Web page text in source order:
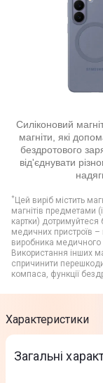
Силіконовий
магніти, які
бездротового
від'єднувати
* Цей виріб містить
магнітів предметами
картки) дотримуйтеся
медичних пристроїв
виробника медичного
Використання інших
спричинити
компаса, функції
Характеристики
Загальні